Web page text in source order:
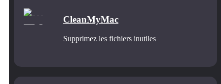
CleanMyMac
Supprimez les fichiers inutiles